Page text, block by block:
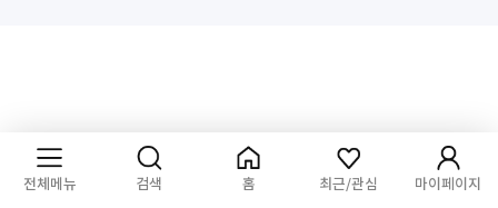
여행후기 남기기
전체메뉴 검색 홈 최근/관심 마이페이지